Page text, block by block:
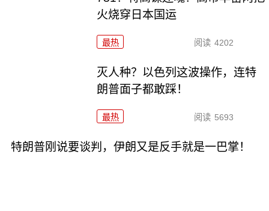
火烧穿日本国运
最热 阅读 4202
灭人种？以色列这波操作，连特
朗普面子都敢踩！
最热 阅读 5693
特朗普刚说要谈判，伊朗又是反手就是一巴掌！